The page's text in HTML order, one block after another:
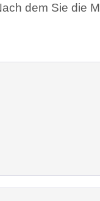
dem Sie die